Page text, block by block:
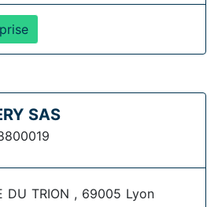
SAS
DU TRION , 69005 Lyon